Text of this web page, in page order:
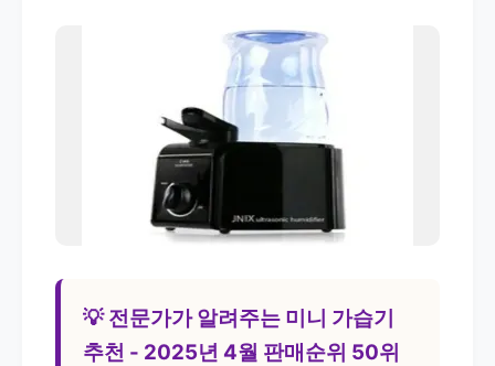
💡 전문가가 알려주는 미니 가습기
추천 - 2025년 4월 판매순위 50위